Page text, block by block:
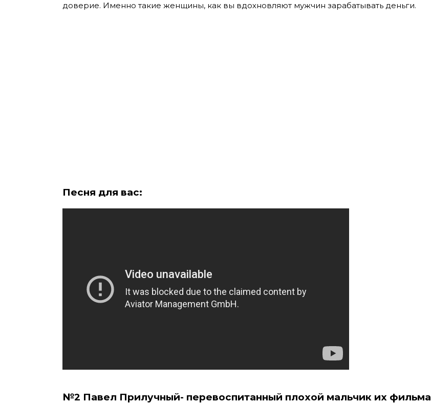
доверие. Именно такие женщины, как вы вдохновляют мужчин зарабатывать деньги.
Песня для вас:
№2 Павел Прилучный- перевоспитанный плохой мальчик их фильма